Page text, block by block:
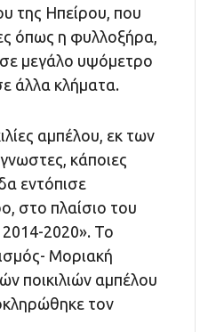
της Ηπείρου, που
όπως η φυλλοξήρα,
μεγάλο υψόμετρο
άλλα κλήματα.
αμπέλου, εκ των
κάποιες
εντόπισε
στο πλαίσιο του
2020». Το
Μοριακή
ποικιλιών αμπέλου
τον